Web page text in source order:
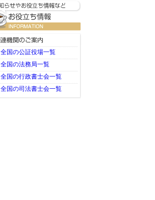
全国の公証役場一覧
全国の法務局一覧
全国の行政書士会一覧
全国の司法書士会一覧